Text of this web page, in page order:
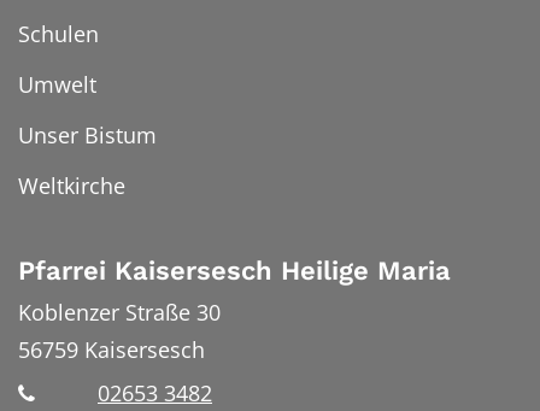
Schulen
Umwelt
Unser Bistum
Weltkirche
Pfarrei Kaisersesch Heilige Maria
Koblenzer Straße 30
56759 Kaisersesch
02653 3482